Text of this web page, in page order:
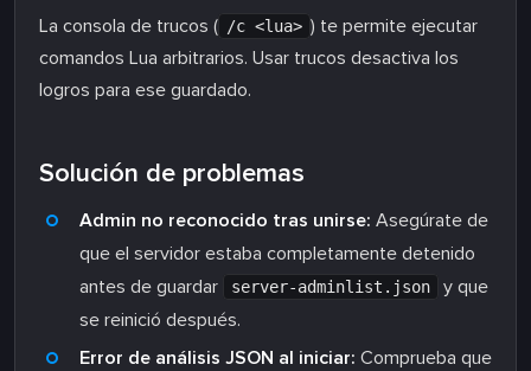
La consola de trucos ( /c <lua> ) te permite ejecutar
comandos Lua arbitrarios. Usar trucos desactiva los
logros para ese guardado.
Solución de problemas
Admin no reconocido tras unirse: Asegúrate de
que el servidor estaba completamente detenido
antes de guardar
server-adminlist.json
y que
se reinició después.
Error de análisis JSON al iniciar: Comprueba que